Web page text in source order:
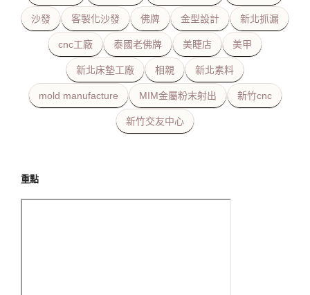
沙發 客製化沙發 佛牌 金型設計 新北抓漏
cnc工廠 泰國老佛牌 美睫店 美甲
新北床墊工廠 相親 新北素料
mold manufacture MIM金屬粉末射出 新竹cnc
新竹交友中心
重點